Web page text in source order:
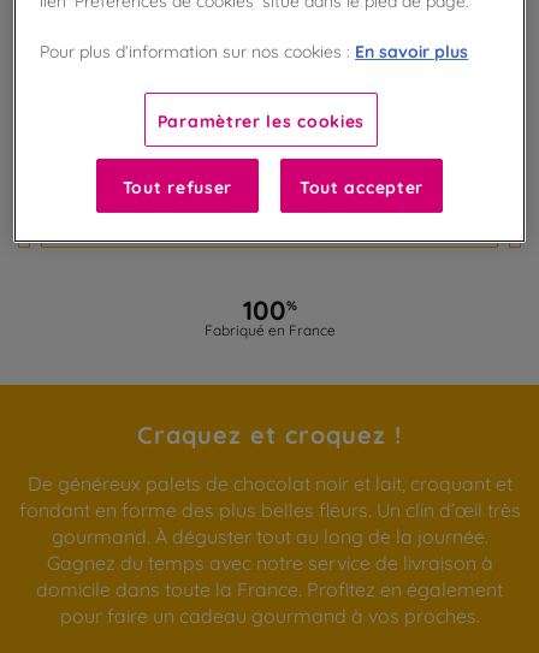
Frais de port offert
Gagnez 17 points de fidélité !
avec notre programme Privilège
Liste des ingrédients et allergènes
100%
Fabriqué en France
Craquez et croquez !
De généreux palets de chocolat noir et lait, croquant et
fondant en forme des plus belles fleurs. Un clin d’œil très
gourmand. À déguster tout au long de la journée.
Gagnez du temps avec notre service de livraison à
domicile dans toute la France. Profitez en également
pour faire un cadeau gourmand à vos proches.
Pour plus d’information sur nos cookies : En savoir plus
Paramètrer les cookies
Tout refuser Tout accepter